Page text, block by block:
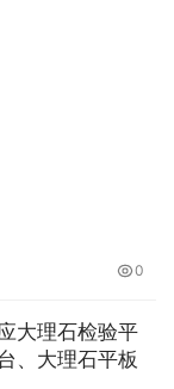
行政人力，专注
有用工纠纷，零
0
大理石检验平
、大理石平板